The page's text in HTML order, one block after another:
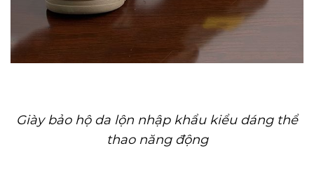
Giày bảo hộ da lộn nhập khẩu kiểu dáng thể
thao năng động